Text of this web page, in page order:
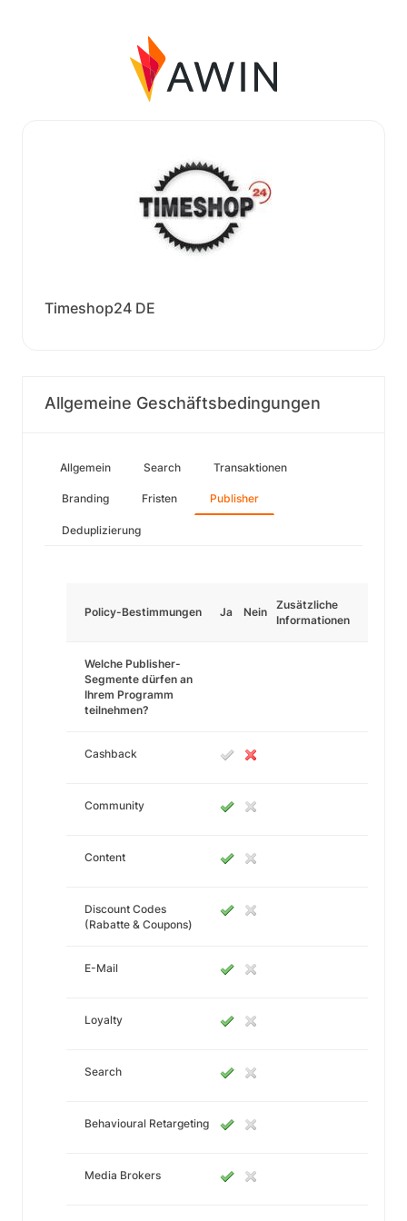
Timeshop24 DE
Allgemeine Geschäftsbedingungen
Allgemein Search Transaktionen
Branding Fristen Publisher
Deduplizierung
Policy-Bestimmungen Ja Nein
Zusätzliche
Informationen
Welche Publisher-
Segmente dürfen an
Ihrem Programm
teilnehmen?
Cashback
Community
Content
Discount Codes
(Rabatte & Coupons)
E-Mail
Loyalty
Search
Behavioural Retargeting
Media Brokers